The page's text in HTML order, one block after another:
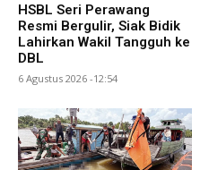
HSBL Seri Perawang
Resmi Bergulir, Siak Bidik
Lahirkan Wakil Tangguh ke
DBL
6 Agustus 2026 -12:54